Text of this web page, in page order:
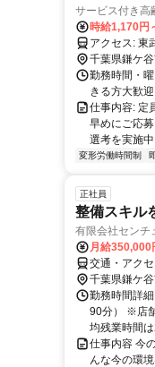
サービス付き高
時給1,170円
千葉県鎌ケ
勤務時間・
きる方大歓
仕事内容: 定
早めにご応
選考を実施
変形労働時間制
正社員
整備スキル
有限会社セン
月給350,000
交通・アク
千葉県鎌ケ
勤務時間詳
90分） ※店
均残業時間
仕事内容 今
んな今の環